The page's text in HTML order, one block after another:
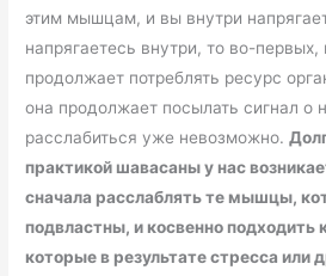
этим мышцам, и вы внутри
напрягаетесь внутри, то во-
продолжает потреблять ресурс
она продолжает посылать сигнал о
расслабиться уже невозможно.
практикой шавасаны у нас
сначала расслаблять те мышцы,
подвластны, и косвенно
которые в результате стресса или